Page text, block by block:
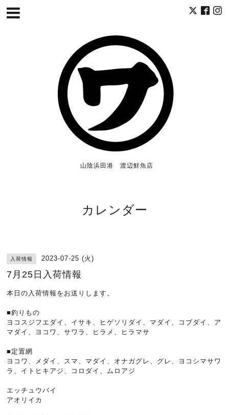
山陰浜田港 渡辺鮮魚店
カレンダー
入荷情報 2023-07-25 (火)
7月25日入荷情報
本日の入荷情報をお送りします。
■釣りもの
ヨコスジフエダイ、イサキ、ヒゲソリダイ、マダイ、コブダイ、ア
マダイ、ヨコワ、サワラ、ヒラメ、ヒラマサ
■定置網
ヨコワ、メダイ、スマ、マダイ、オナガグレ、グレ、ヨコシマサワ
ラ、イトヒキアジ、コロダイ、ムロアジ
エッチュウバイ
アオリイカ